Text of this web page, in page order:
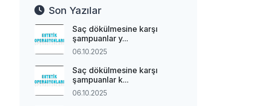
Son Yazılar
Saç dökülmesine karşı
şampuanlar y...
06.10.2025
Saç dökülmesine karşı
şampuanlar k...
06.10.2025